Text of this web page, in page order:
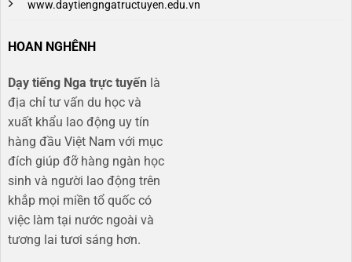
www.daytiengngatructuyen.edu.vn
HOAN NGHÊNH
Dạy tiếng Nga trực tuyến là
địa chỉ tư vấn du học và
xuất khẩu lao động uy tín
hàng đầu Việt Nam với mục
đích giúp đỡ hàng ngàn học
sinh và người lao động trên
khắp mọi miền tổ quốc có
việc làm tại nước ngoài và
tương lai tươi sáng hơn​.